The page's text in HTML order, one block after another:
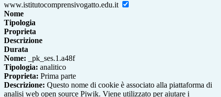
www.istitutocomprensivogatto.edu.it
Nome
Tipologia
Proprieta
Descrizione
Durata
Nome: _pk_ses.1.a48f
Tipologia: analitico
Proprieta: Prima parte
Descrizione: Questo nome di cookie è associato alla piattaforma di
analisi web open source Piwik. Viene utilizzato per aiutare i